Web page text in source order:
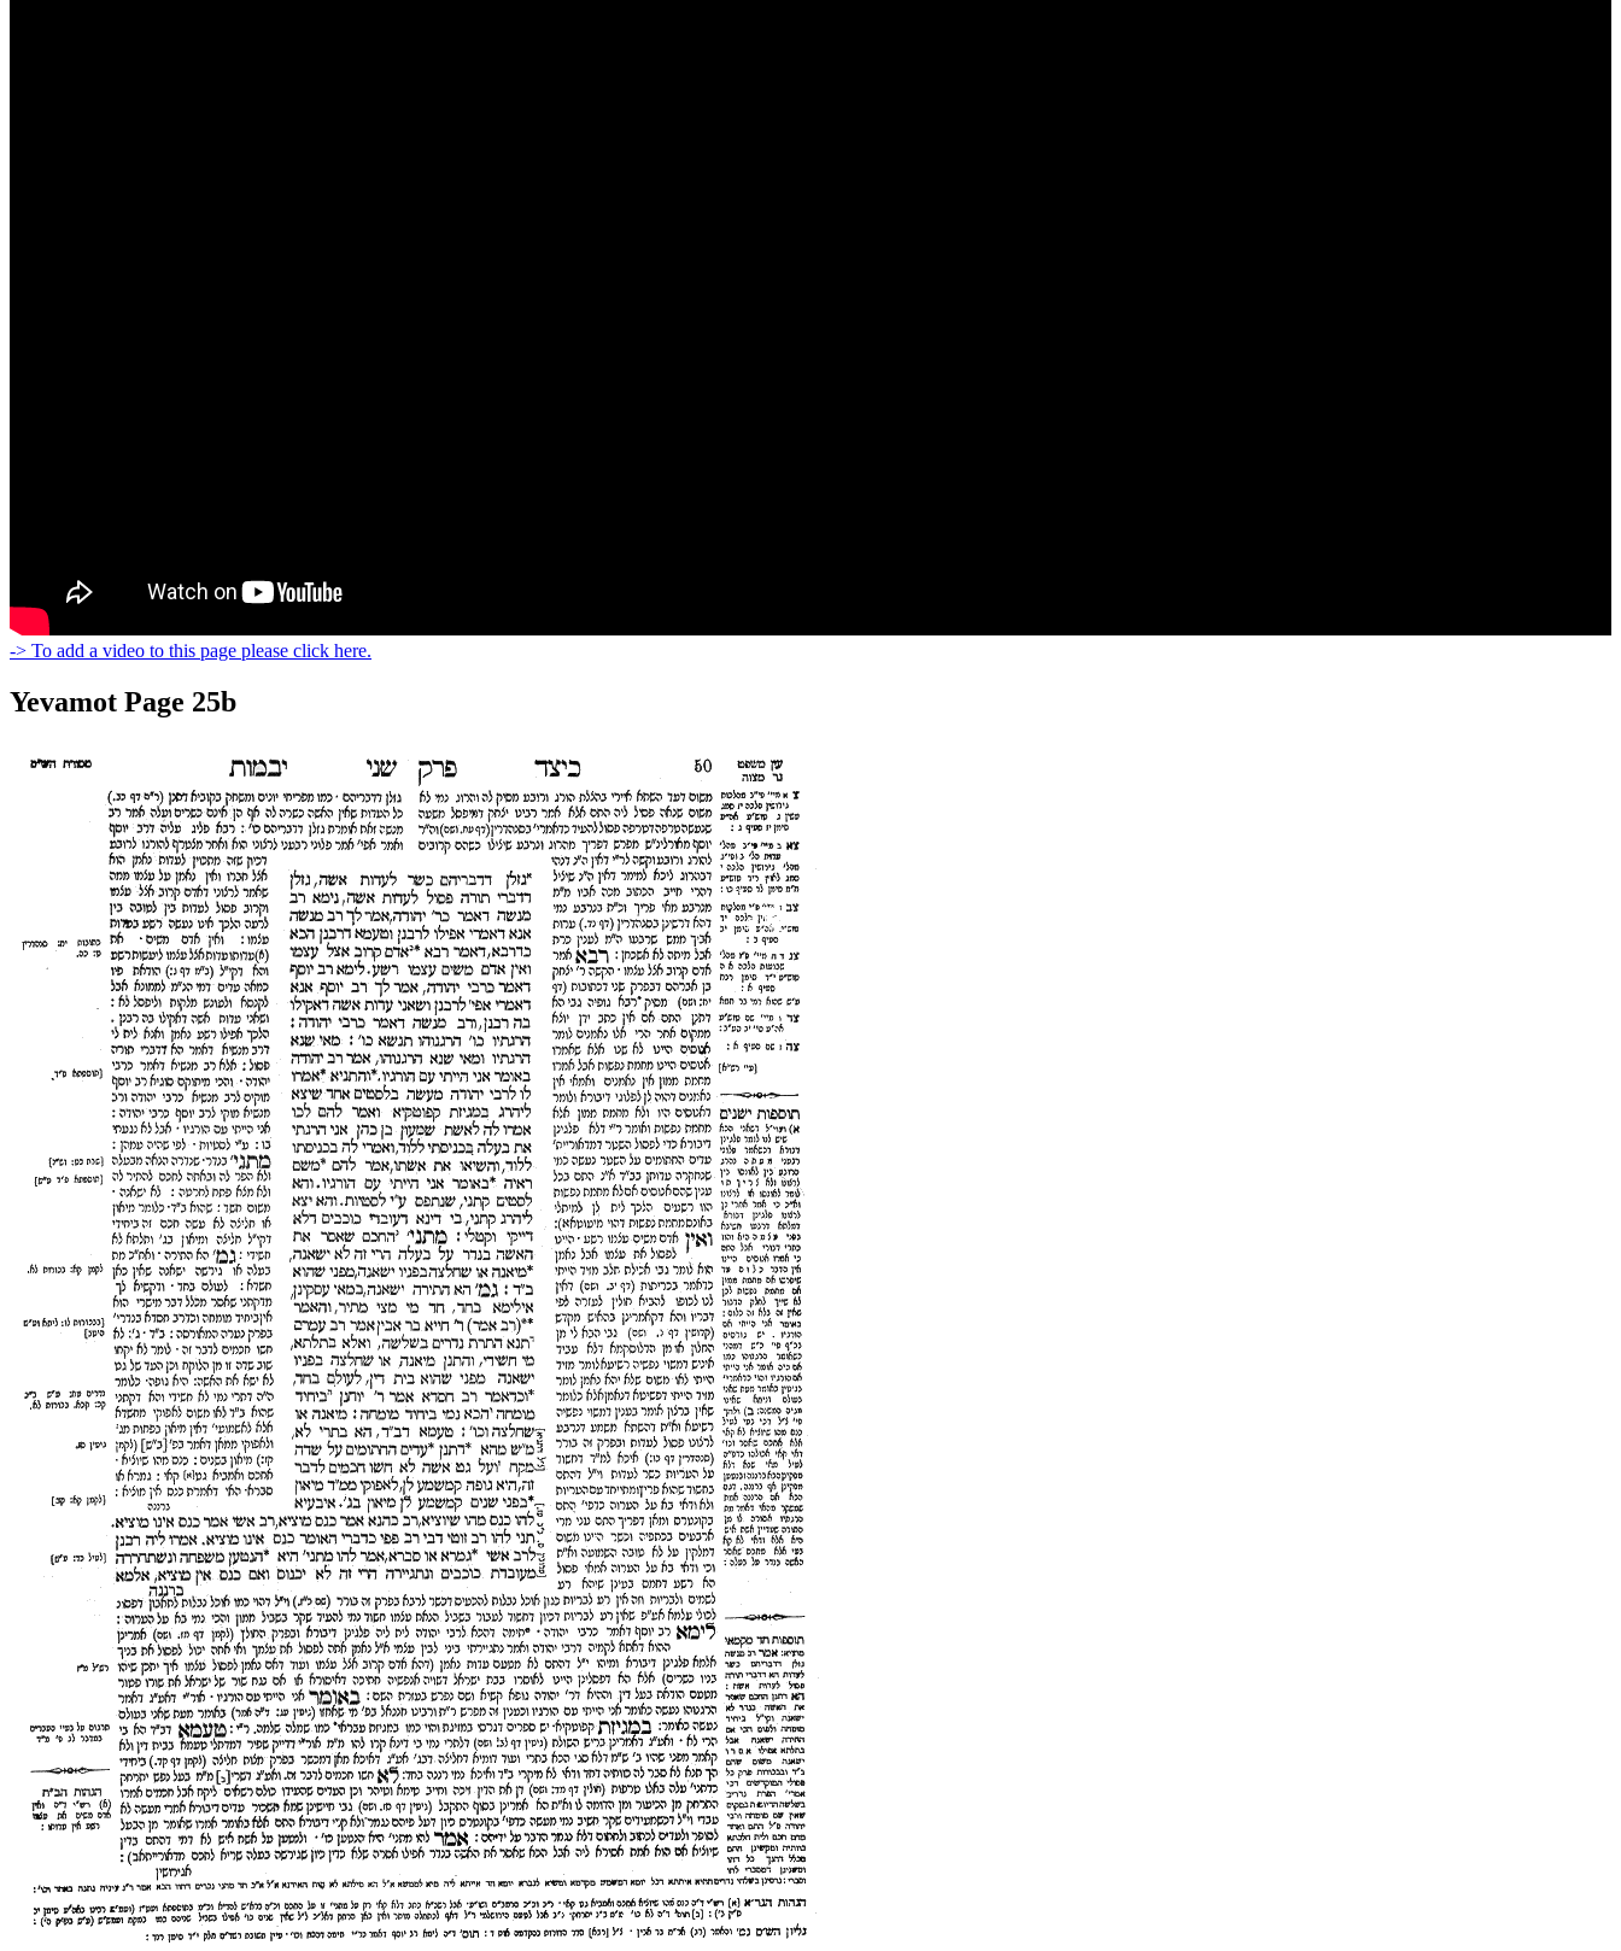
-> To add a video to this page please click here.
Yevamot Page 25b